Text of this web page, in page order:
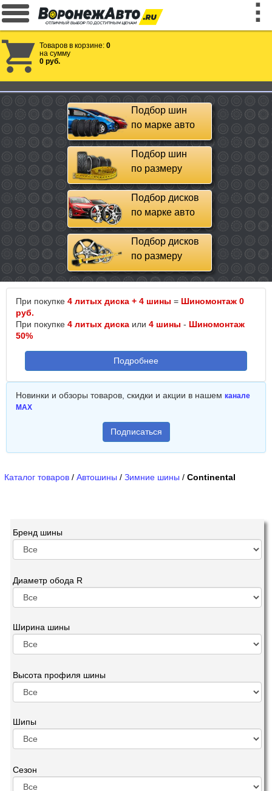
Товаров в корзине: 0
на сумму
0 руб.
Подбор шин
по марке авто
Подбор шин
по размеру
Подбор дисков
по марке авто
Подбор дисков
по размеру
При покупке 4 литых диска + 4 шины = Шиномонтаж 0
руб.
При покупке 4 литых диска или 4 шины - Шиномонтаж
50%
Подробнее
Новинки и обзоры товаров, скидки и акции в нашем канале
MAX
Подписаться
Каталог товаров / Автошины / Зимние шины / Continental
Бренд шины
Диаметр обода R
Ширина шины
Высота профиля шины
Шипы
Сезон